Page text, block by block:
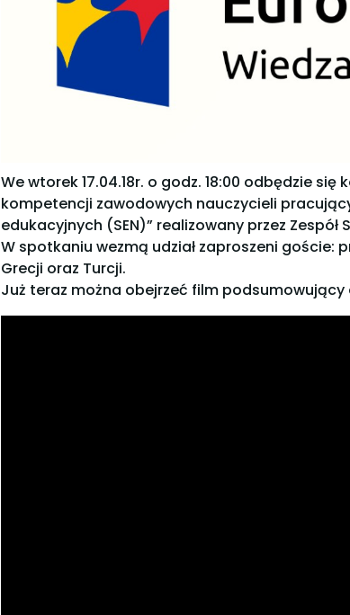
We wtorek 17.04.18r. o godz. 18:00 odbędzie
kompetencji zawodowych nauczycieli
edukacyjnych (SEN)” realizowany przez Zespół
W spotkaniu wezmą udział zaproszeni goście:
Grecji oraz Turcji.
Już teraz można obejrzeć film